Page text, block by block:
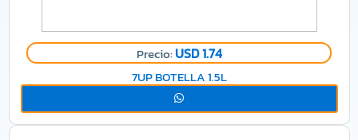
Precio: USD 1.74
7UP BOTELLA 1.5L